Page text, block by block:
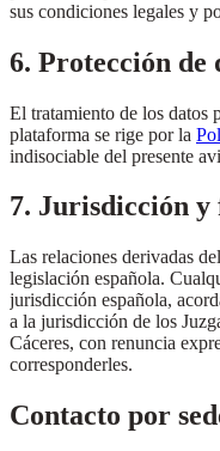
sus condiciones legales y
6. Protección de
El tratamiento de los datos
plataforma se rige por la
indisociable del presente
7. Jurisdicción y
Las relaciones derivadas
legislación española.
jurisdicción española,
a la jurisdicción de los
Cáceres, con renuncia
corresponderles.
Contacto por